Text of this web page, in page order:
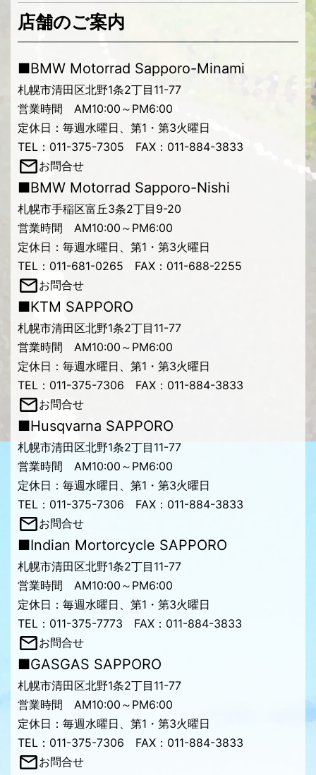
店舗のご案内
■BMW Motorrad Sapporo-Minami
札幌市清田区北野1条2丁目11-77
営業時間 AM10:00～PM6:00
定休日：毎週水曜日、第1・第3火曜日
TEL：011-375-7305 FAX：011-884-3833
お問合せ
■BMW Motorrad Sapporo-Nishi
札幌市手稲区富丘3条2丁目9-20
営業時間 AM10:00～PM6:00
定休日：毎週水曜日、第1・第3火曜日
TEL：011-681-0265 FAX：011-688-2255
お問合せ
■KTM SAPPORO
札幌市清田区北野1条2丁目11-77
営業時間 AM10:00～PM6:00
定休日：毎週水曜日、第1・第3火曜日
TEL：011-375-7306 FAX：011-884-3833
お問合せ
■Husqvarna SAPPORO
札幌市清田区北野1条2丁目11-77
営業時間 AM10:00～PM6:00
定休日：毎週水曜日、第1・第3火曜日
TEL：011-375-7306 FAX：011-884-3833
お問合せ
■Indian Mortorcycle SAPPORO
札幌市清田区北野1条2丁目11-77
営業時間 AM10:00～PM6:00
定休日：毎週水曜日、第1・第3火曜日
TEL：011-375-7773 FAX：011-884-3833
お問合せ
■GASGAS SAPPORO
札幌市清田区北野1条2丁目11-77
営業時間 AM10:00～PM6:00
定休日：毎週水曜日、第1・第3火曜日
TEL：011-375-7306 FAX：011-884-3833
お問合せ